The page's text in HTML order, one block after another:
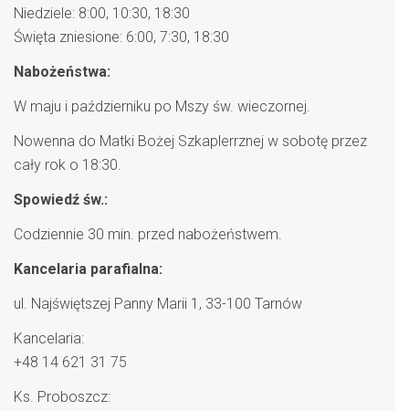
Niedziele: 8:00, 10:30, 18:30
Święta zniesione: 6:00, 7:30, 18:30
Nabożeństwa:
W maju i październiku po Mszy św. wieczornej.
Nowenna do Matki Bożej Szkaplerrznej w sobotę przez
cały rok o 18:30.
Spowiedź św.:
Codziennie 30 min. przed nabożeństwem.
Kancelaria parafialna:
ul. Najświętszej Panny Marii 1, 33-100 Tarnów
Kancelaria:
+48 14 621 31 75
Ks. Proboszcz: